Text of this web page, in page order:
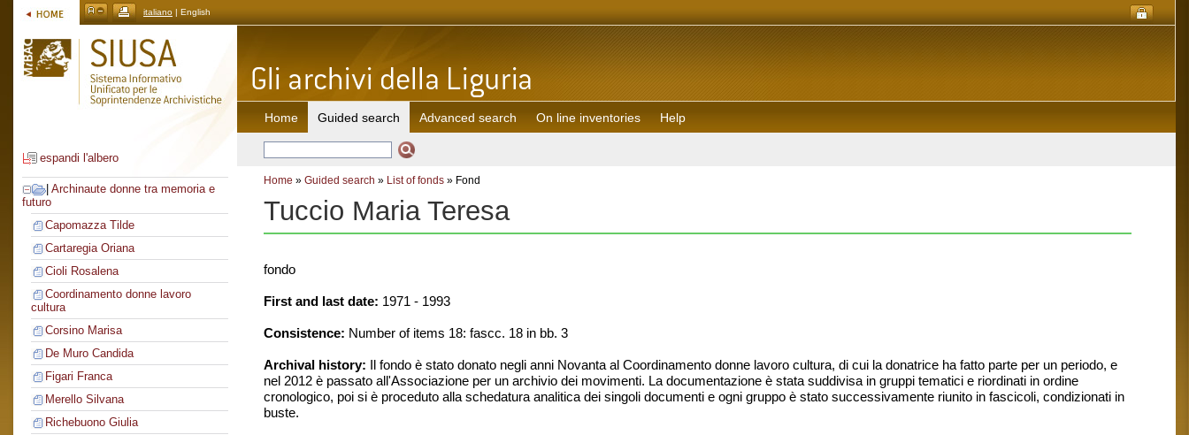
italiano | English
espandi l'albero
Archinaute donne tra memoria e
futuro
Capomazza Tilde
Cartaregia Oriana
Cioli Rosalena
Coordinamento donne lavoro
cultura
Corsino Marisa
De Muro Candida
Figari Franca
Merello Silvana
Richebuono Giulia
Home Guided search Advanced search On line inventories Help
Home » Guided search » List of fonds » Fond
Tuccio Maria Teresa
fondo
First and last date: 1971 - 1993
Consistence: Number of items 18: fascc. 18 in bb. 3
Archival history: Il fondo è stato donato negli anni Novanta al Coordinamento donne lavoro cultura, di cui la donatrice ha fatto parte per un periodo, e
nel 2012 è passato all'Associazione per un archivio dei movimenti. La documentazione è stata suddivisa in gruppi tematici e riordinati in ordine
cronologico, poi si è proceduto alla schedatura analitica dei singoli documenti e ogni gruppo è stato successivamente riunito in fascicoli, condizionati in
buste.